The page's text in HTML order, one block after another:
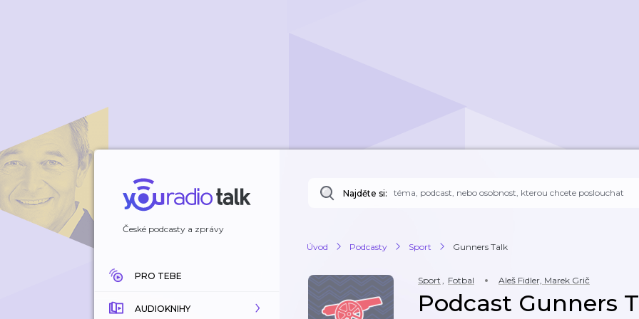
České podcasty a zprávy
PRO TEBE
AUDIOKNIHY
Najděte si:
Úvod Podcasty Sport Gunners Talk
Sport , Fotbal Aleš Fidler, Marek Grič
Podcast Gunners